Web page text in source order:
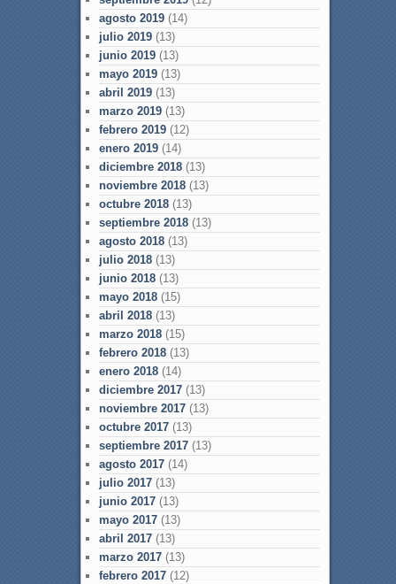
agosto 2019(14)
julio 2019(13)
junio 2019(13)
mayo 2019(13)
abril 2019(13)
marzo 2019(13)
febrero 2019(12)
enero 2019(14)
diciembre 2018(13)
noviembre 2018(13)
octubre 2018(13)
septiembre 2018(13)
agosto 2018(13)
julio 2018(13)
junio 2018(13)
mayo 2018(15)
abril 2018(13)
marzo 2018(15)
febrero 2018(13)
enero 2018(14)
diciembre 2017(13)
noviembre 2017(13)
octubre 2017(13)
septiembre 2017(13)
agosto 2017(14)
julio 2017(13)
junio 2017(13)
mayo 2017(13)
abril 2017(13)
marzo 2017(13)
febrero 2017(12)